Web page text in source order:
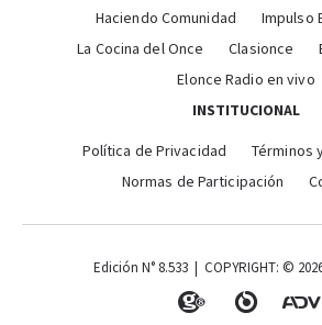
Haciendo Comunidad
Impulso
La Cocina del Once
Clasionce
Elonce Radio en vivo
INSTITUCIONAL
Política de Privacidad
Términos
Normas de Participación
Edición N° 8.533 | COPYRIGHT: ©